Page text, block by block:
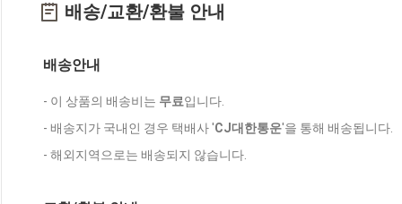
배송/교환/환불 안내
배송안내
- 이 상품의 배송비는 무료입니다.
- 배송지가 국내인 경우 택배사 'CJ대한통운'을 통해 배송됩니다.
- 해외지역으로는 배송되지 않습니다.